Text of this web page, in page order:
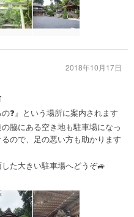
❓』という場所に案内されます
脇にある空き地も駐車場になっ
ので、足の悪い方も助かります
た大きい駐車場へどうぞ🚙
2018年10月17日